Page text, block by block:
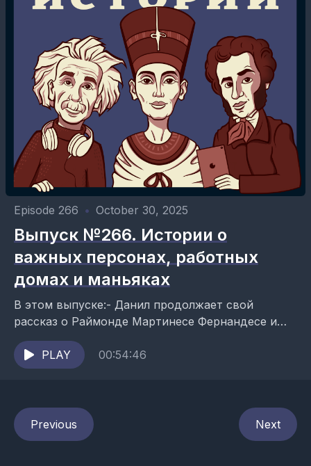
Episode 266 • October 30, 2025
Выпуск №266. Истории о
важных персонах, работных
домах и маньяках
В этом выпуске:- Данил продолжает свой
рассказ о Раймонде Мартинесе Фернандесе и
Марте Джул Бек;- Юля рассказывает о работных
домах, о том, какими были...
PLAY 00:54:46
Previous Next